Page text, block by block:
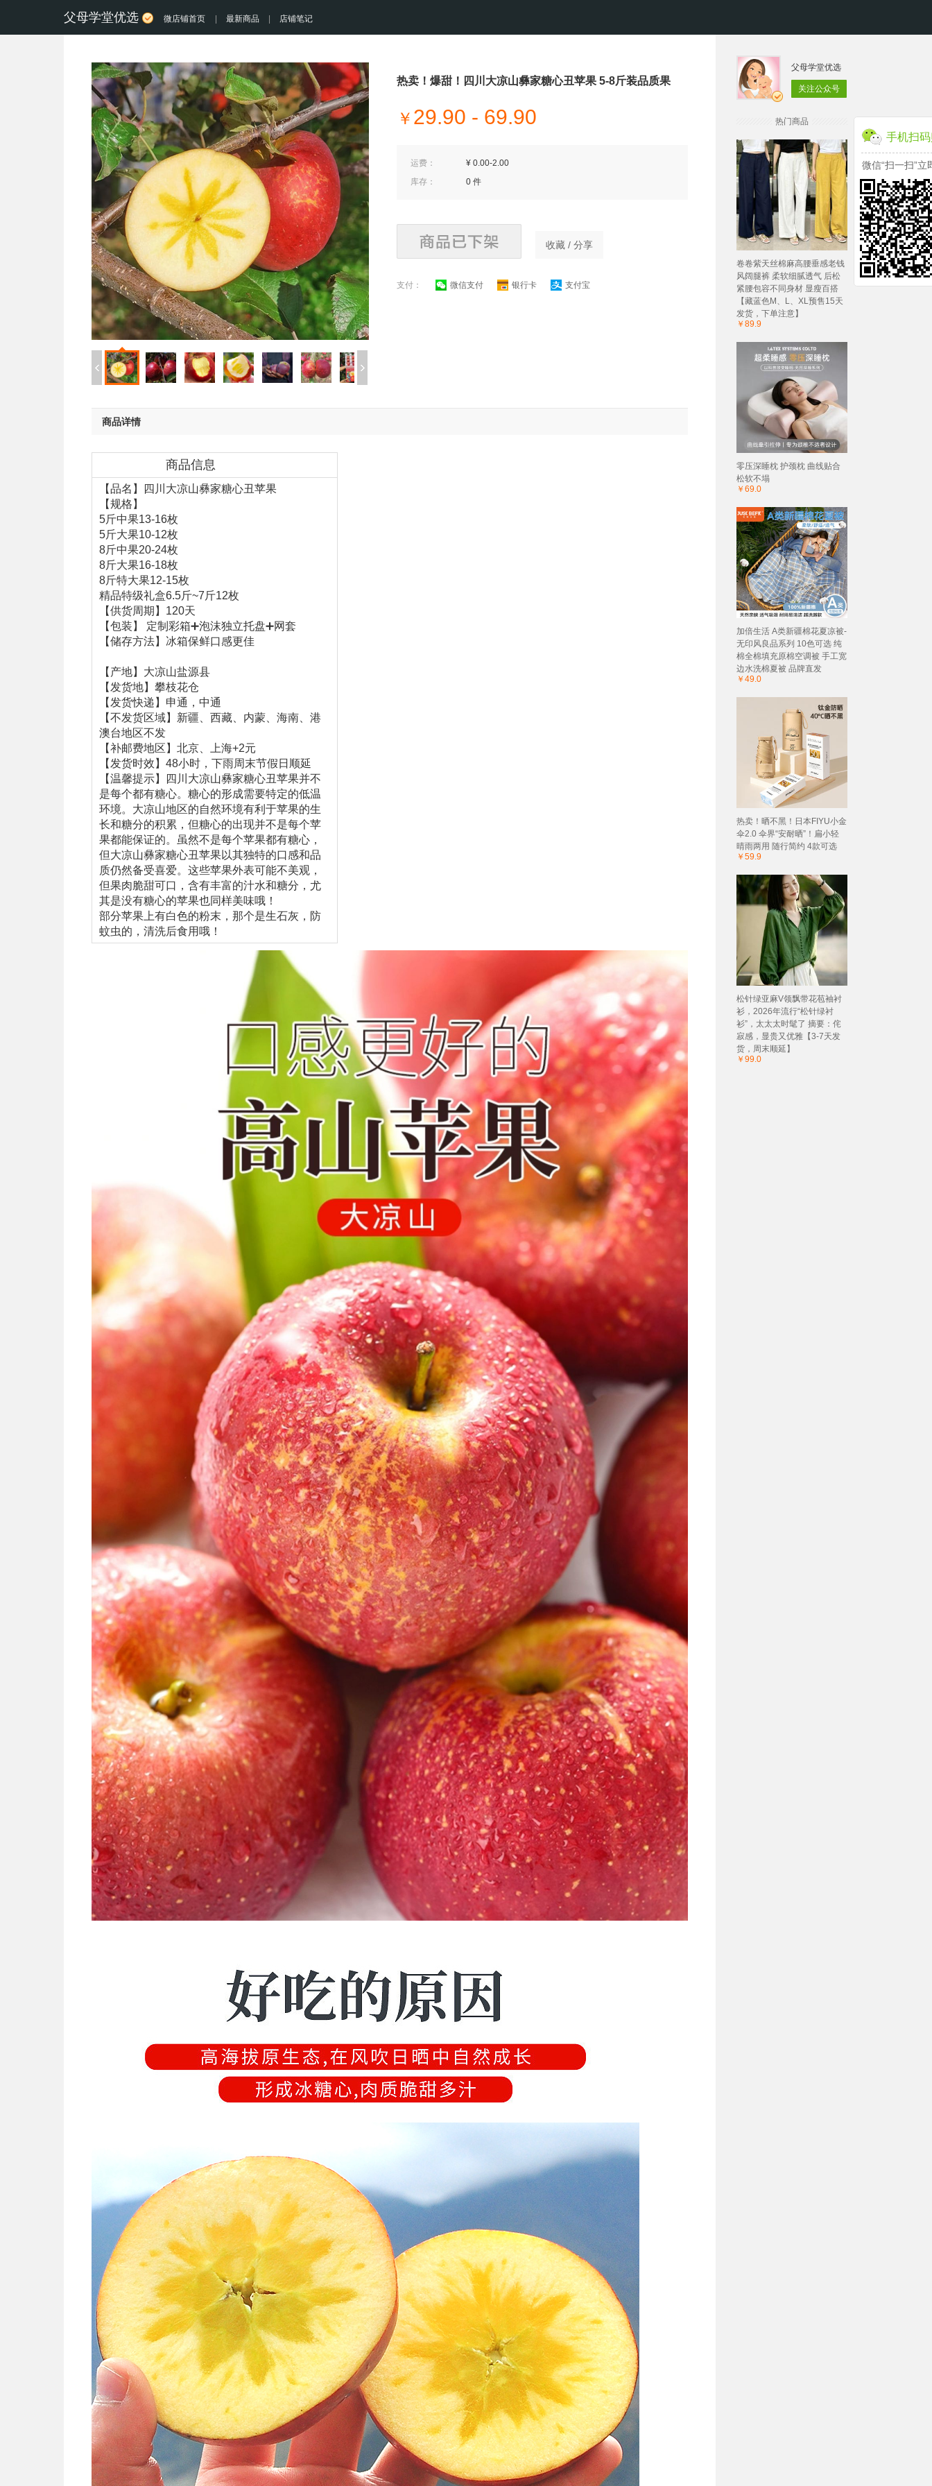
父母学堂优选 微店铺首页 最新商品 店铺笔记
热卖！爆甜！四川大凉山彝家糖心丑苹果 5-8斤装品质果
￥ 29.90 - 69.90
运费：
¥ 0.00-2.00
库存：
0 件
收藏 / 分享
支付： 微信支付 银行卡 支付宝
商品详情
商品信息
【品名】四川大凉山彝家糖心丑苹果
【规格】
5斤中果13-16枚
5斤大果10-12枚
8斤中果20-24枚
8斤大果16-18枚
8斤特大果12-15枚
精品特级礼盒6.5斤~7斤12枚
【供货周期】120天
【包装】 定制彩箱➕泡沫独立托盘➕网套
【储存方法】冰箱保鲜口感更佳
【产地】大凉山盐源县
【发货地】攀枝花仓
【发货快递】申通，中通
【不发货区域】新疆、西藏、内蒙、海南、港
澳台地区不发
【补邮费地区】北京、上海+2元
【发货时效】48小时，下雨周末节假日顺延
【温馨提示】‌四川大凉山彝家糖心丑苹果并不
是每个都有糖心。‌糖心的形成需要特定的低温
环境。大凉山地区的自然环境有利于苹果的生
长和糖分的积累，但糖心的出现并不是每个苹
果都能保证的。虽然不是每个苹果都有糖心，
但大凉山彝家糖心丑苹果以其独特的口感和品
质仍然备受喜爱。这些苹果外表可能不美观，
但果肉脆甜可口，含有丰富的汁水和糖分，尤
其是没有糖心的苹果也同样美味‌哦！
部分苹果上有白色的粉末，那个是生石灰，防
蚊虫的，清洗后食用哦！
父母学堂优选
关注公众号
热门商品
卷卷紫天丝棉麻高腰垂感老钱
风阔腿裤 柔软细腻透气 后松
紧腰包容不同身材 显瘦百搭
【藏蓝色M、L、XL预售15天
发货，下单注意】
￥89.9
零压深睡枕 护颈枕 曲线贴合
松软不塌
￥69.0
加倍生活 A类新疆棉花夏凉被-
无印风良品系列 10色可选 纯
棉全棉填充原棉空调被 手工宽
边水洗棉夏被 品牌直发
￥49.0
热卖！晒不黑！日本FIYU小金
伞2.0 伞界“安耐晒”！扁小轻
晴雨两用 随行简约 4款可选
￥59.9
松针绿亚麻V领飘带花苞袖衬
衫，2026年流行“松针绿衬
衫”，太太太时髦了 摘要：侘
寂感，显贵又优雅【3-7天发
货，周末顺延】
￥99.0
手机扫
微信“扫一扫”立